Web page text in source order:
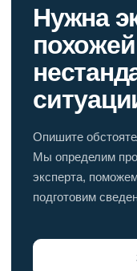
Нужна
Опишите
Мы определим
эксперта,
подготовим